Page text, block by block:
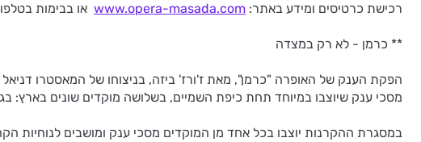
רכישת כרטיסים ומידע באתר: www.opera-masada.com או בבימות בטלפון *6226. רכישת חבילות נופש הכוללות כרטיסים ב"ארקיע"
** כרמן - לא רק במצדה
מסכי ענק שיוצבו במיוחד תחת כיפת השמיים, בשלושה מוקדים שונים בארץ:
במסגרת ההקרנות יוצבו בכל אחד מן המוקדים מסכי ענק ומושבים